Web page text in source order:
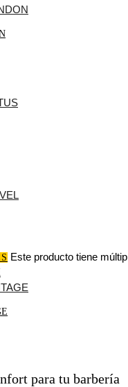
Este producto tiene
para tu barbería